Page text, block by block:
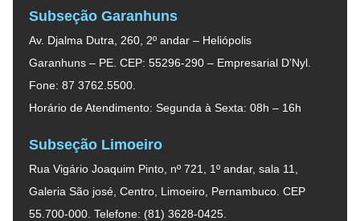
Subseção Garanhuns
Av. Djalma Dutra, 260, 2º andar – Heliópolis
Garanhuns – PE. CEP: 55296-290 – Empresarial D’Nyl.
Fone: 87 3762.5500.
Horário de Atendimento: Segunda à Sexta: 08h – 16h
Subseção Limoeiro
Rua Vigário Joaquim Pinto, nº 721, 1º andar, sala 11,
Galeria São josé, Centro, Limoeiro, Pernambuco. CEP
55.700-000. Telefone: (81) 3628-0425.